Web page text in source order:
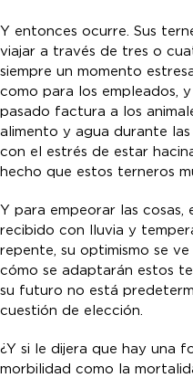
Y entonces ocurre. Sus
viajar a través de tres o
siempre un momento
como para los empleados,
pasado factura a los
alimento y agua durante
con el estrés de estar
hecho que estos terneros
Y para empeorar las cosas,
recibido con lluvia y
repente, su optimismo se
cómo se adaptarán estos
su futuro no está
cuestión de elección.
¿Y si le dijera que hay una
morbilidad como la